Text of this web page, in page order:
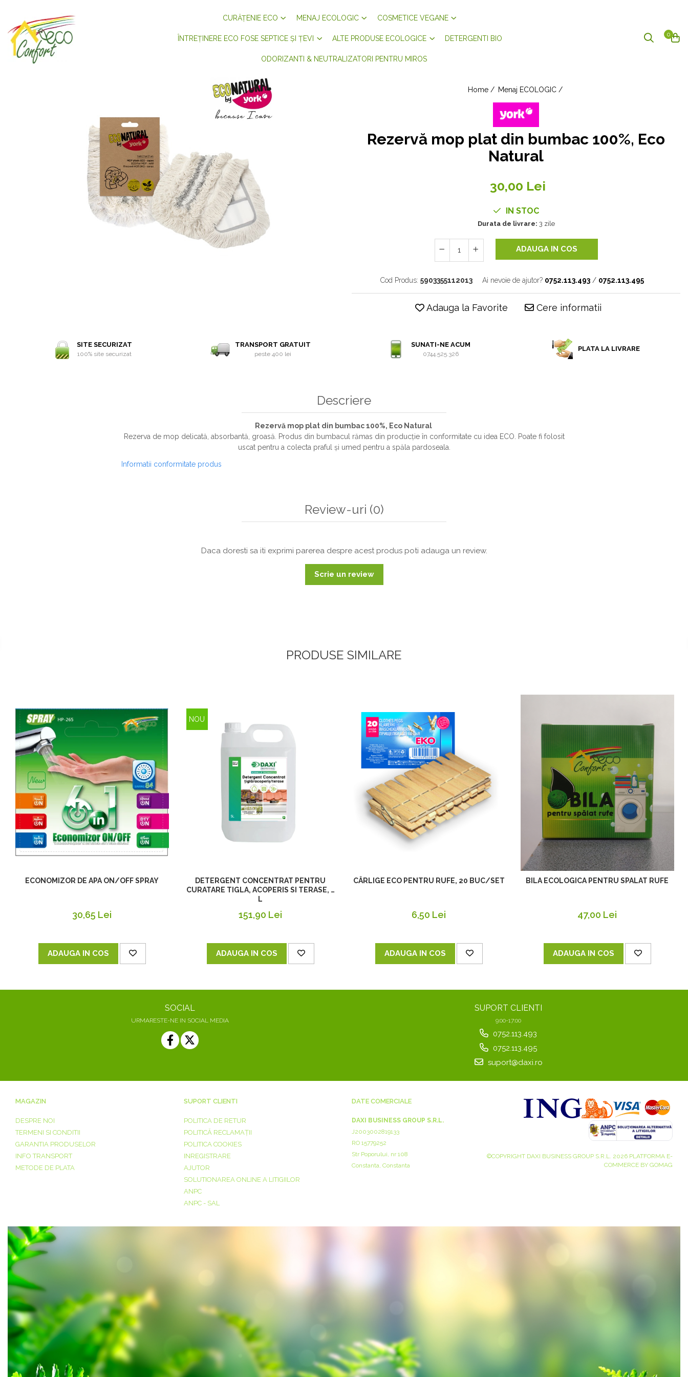
CURĂȚENIE ECO MENAJ ECOLOGIC COSMETICE VEGANE
ÎNTREȚINERE ECO FOSE SEPTICE ȘI ȚEVI ALTE PRODUSE ECOLOGICE DETERGENTI BIO
ODORIZANTI & NEUTRALIZATORI PENTRU MIROS
0
Home / Menaj ECOLOGIC /
Rezervă mop plat din bumbac 100%, Eco
Natural
30,00 Lei
IN STOC
Durata de livrare: 3 zile
ADAUGA IN COS
Cod Produs: 5903355112013 Ai nevoie de ajutor? 0752.113.493 / 0752.113.495
Adauga la Favorite Cere informatii
SITE SECURIZAT
100% site securizat
TRANSPORT GRATUIT
peste 400 lei
SUNATI-NE ACUM
0744.525.326
PLATA LA LIVRARE
Descriere
Rezervă mop plat din bumbac 100%, Eco Natural
Rezerva de mop delicată, absorbantă, groasă. Produs din bumbacul rămas din producție în conformitate cu idea ECO. Poate fi folosit
uscat pentru a colecta praful și umed pentru a spăla pardoseala.
Informatii conformitate produs
Review-uri (0)
Daca doresti sa iti exprimi parerea despre acest produs poti adauga un review.
Scrie un review
PRODUSE SIMILARE
ECONOMIZOR DE APA ON/OFF SPRAY
30,65 Lei
ADAUGA IN COS
NOU
DETERGENT CONCENTRAT PENTRU
CURATARE TIGLA, ACOPERIS SI TERASE, 5
L
151,90 Lei
ADAUGA IN COS
CÂRLIGE ECO PENTRU RUFE, 20 BUC/SET
6,50 Lei
ADAUGA IN COS
BILA ECOLOGICA PENTRU SPALAT RUFE
47,00 Lei
ADAUGA IN COS
SOCIAL
URMARESTE-NE IN SOCIAL MEDIA
SUPORT CLIENTI
9:00-17:00
0752.113.493
0752.113.495
suport@daxi.ro
MAGAZIN
DESPRE NOI
TERMENI SI CONDITII
GARANTIA PRODUSELOR
INFO TRANSPORT
METODE DE PLATA
SUPORT CLIENTI
POLITICA DE RETUR
POLITICĂ RECLAMAȚII
POLITICA COOKIES
INREGISTRARE
AJUTOR
SOLUTIONAREA ONLINE A LITIGIILOR
ANPC
ANPC - SAL
DATE COMERCIALE
DAXI BUSINESS GROUP S.R.L.
J2003002819133
RO 15779252
Str Poporului, nr 108
Constanta, Constanta
©COPYRIGHT DAXI BUSINESS GROUP S.R.L. 2026 PLATFORMA E-
COMMERCE BY GOMAG